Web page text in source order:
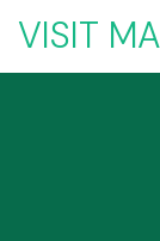
VISIT